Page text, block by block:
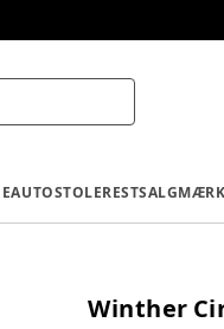
AUTOSTOLERESTSALG
Winther